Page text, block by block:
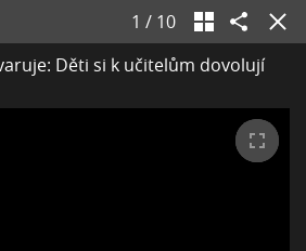
1 / 10
Děti si k učitelům dovolují